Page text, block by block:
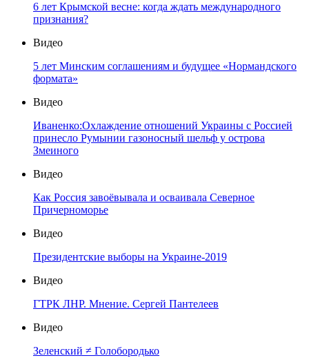
6 лет Крымской весне: когда ждать международного
признания?
Видео
5 лет Минским соглашениям и будущее «Нормандского
формата»
Видео
Иваненко:Охлаждение отношений Украины с Россией
принесло Румынии газоносный шельф у острова
Змеиного
Видео
Как Россия завоёвывала и осваивала Северное
Причерноморье
Видео
Президентские выборы на Украине-2019
Видео
ГТРК ЛНР. Мнение. Сергей Пантелеев
Видео
Зеленский ≠ Голобородько